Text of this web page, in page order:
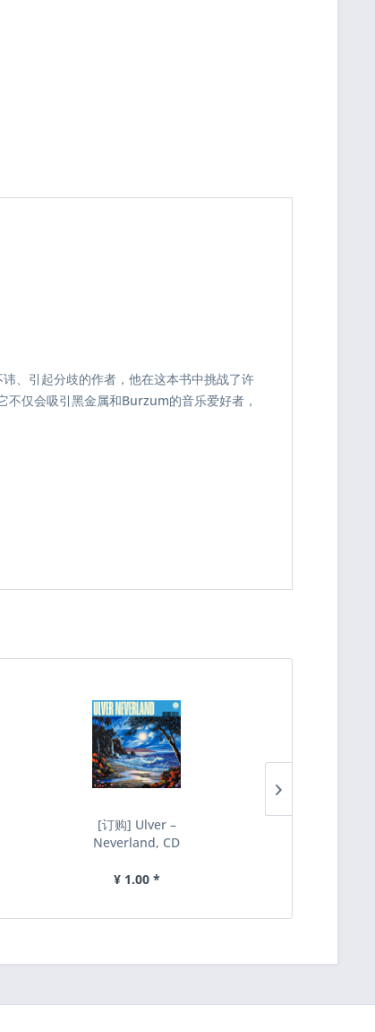
、引起分歧的作者，他在这本书中挑战了许
仅会吸引黑金属和Burzum的音乐爱好者，
[订购] Ulver –
Neverland, CD
¥ 1.00 *